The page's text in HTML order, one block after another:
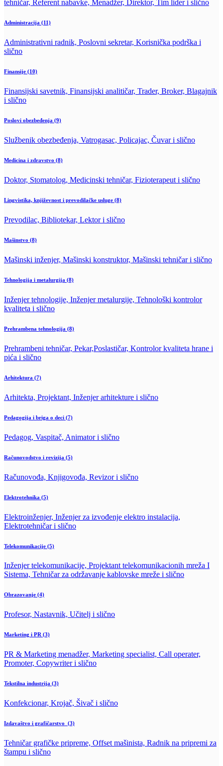
tehničar, Referent nabavke, Menadžer, Direktor, Tim lider i slično
Administracija (11)
Administrativni radnik, Poslovni sekretar, Korisnička podrška i
slično
Finansije (10)
Finansijski savetnik, Finansijski analitičar, Trader, Broker, Blagajnik
i slično
Poslovi obezbeđenja (9)
Službenik obezbeđenja, Vatrogasac, Policajac, Čuvar i slično
Medicina i zdravstvo (8)
Doktor, Stomatolog, Medicinski tehničar, Fizioterapeut i slično
Lingvistika, književnost i prevodilačke usluge (8)
Prevodilac, Bibliotekar, Lektor i slično
Mašinstvo (8)
Mašinski inženjer, Mašinski konstruktor, Mašinski tehničar i slično
Tehnologija i metalurgija (8)
Inženjer tehnologije, Inženjer metalurgije, Tehnološki kontrolor
kvaliteta i slično
Prehrambena tehnologija (8)
Prehrambeni tehničar, Pekar,Poslastičar, Kontrolor kvaliteta hrane i
pića i slično
Arhitektura (7)
Arhitekta, Projektant, Inženjer arhitekture i slično
Pedagogija i briga o deci (7)
Pedagog, Vaspitač, Animator i slično
Računovodstvo i revizija (5)
Računovođa, Knjigovođa, Revizor i slično
Elektrotehnika (5)
Elektroinženjer, Inženjer za izvođenje elektro instalacija,
Elektrotehničar i slično
Telekomunikacije (5)
Inženjer telekomunikacije, Projektant telekomunikacionih mreža I
Sistema, Tehničar za održavanje kablovske mreže i slično
Obrazovanje (4)
Profesor, Nastavnik, Učitelj i slično
Marketing i PR (3)
PR & Marketing menadžer, Marketing specialist, Call operater,
Promoter, Copywriter i slično
Tekstilna industrija (3)
Konfekcionar, Krojač, Šivač i slično
Izdavaštvo i grafičarstvo (3)
Tehničar grafičke pripreme, Offset mašinista, Radnik na pripremi za
štampu i slično